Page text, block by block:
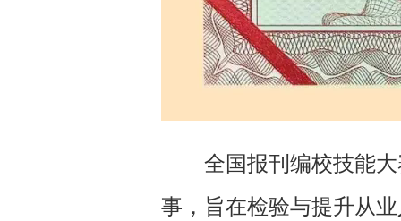
全国报刊编校技能
事，旨在检验与提升从